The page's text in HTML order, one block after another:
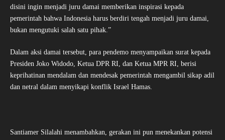
disini ingin menjadi juru damai memberikan inspirasi kepada
pemerintah bahwa Indonesia harus berdiri tengah menjadi juru damai,
bukan mengutuki salah satu pihak.”
Dalam aksi damai tersebut, para pendemo menyampaikan surat kepada
Presiden Joko Widodo, Ketua DPR RI, dan Ketua MPR RI, berisi
keprihatinan mendalam dan mendesak pemerintah mengambil sikap adil
dan netral dalam menyikapi konflik Israel Hamas.
Santiamer Silalahi menambahkan, gerakan ini pun menekankan potensi